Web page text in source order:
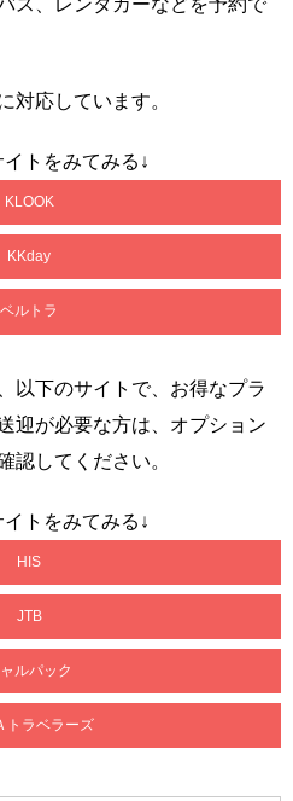
ス、レンタカーなどを予約で
対応しています。
トをみてみる↓
KLOOK
KKday
ベルトラ
以下のサイトで、お得なプラ
迎が必要な方は、オプション
認してください。
トをみてみる↓
HIS
JTB
ルパック
トラベラーズ